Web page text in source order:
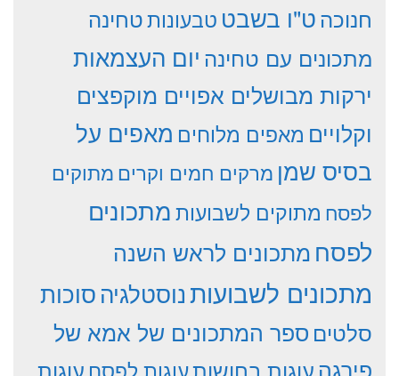
חנוכהט"ו בשבט טבעונותטחינה
מתכונים עם טחינה יום העצמאות
ירקות מבושלים אפויים מוקפצים
וקלויים מאפים מלוחים מאפים על
בסיס שמן מרקים חמים וקריםמתוקים
לפסח מתוקים לשבועותמתכונים
לפסח מתכונים לראש השנה
מתכונים לשבועותנוסטלגיהסוכות
סלטים ספר המתכונים של אמא של
פירגה
עוגות לפסח עוגות